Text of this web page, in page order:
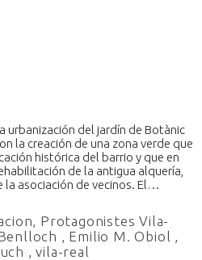
urbanización del jardín de Botànic
la creación de una zona verde que
histórica del barrio y que en
de la antigua alquería,
la asociación de vecinos. El…
, Protagonistes Vila-
, Emilio M. Obiol ,
,vila-real